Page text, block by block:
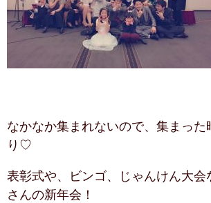
なかなか集まれないので、集まった
り♡
表彰式や、ビンゴ、じゃんけん大会
さんの新年会！